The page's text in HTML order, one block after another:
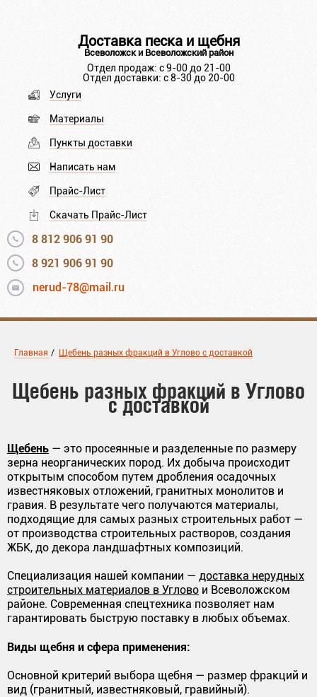
Доставка песка и щебня
Всеволожск и Всеволожский район
Отдел продаж: с 9-00 до 21-00
Отдел доставки: с 8-30 до 20-00
Услуги
Материалы
Пункты доставки
Написать нам
Прайс-Лист
Скачать Прайс-Лист
8 812 906 91 90
8 921 906 91 90
nerud-78@mail.ru
Главная / Щебень разных фракций в Углово с доставкой
Щебень разных фракций в Углово
с доставкой
Щебень — это просеянные и разделенные по размеру
зерна неорганических пород. Их добыча происходит
открытым способом путем дробления осадочных
известняковых отложений, гранитных монолитов и
гравия. В результате чего получаются материалы,
подходящие для самых разных строительных работ —
от производства строительных растворов, создания
ЖБК, до декора ландшафтных композиций.
Специализация нашей компании — доставка нерудных
строительных материалов в Углово и Всеволожском
районе. Современная спецтехника позволяет нам
гарантировать быструю поставку в любых объемах.
Виды щебня и сфера применения:
Основной критерий выбора щебня — размер фракций и
вид (гранитный, известняковый, гравийный).